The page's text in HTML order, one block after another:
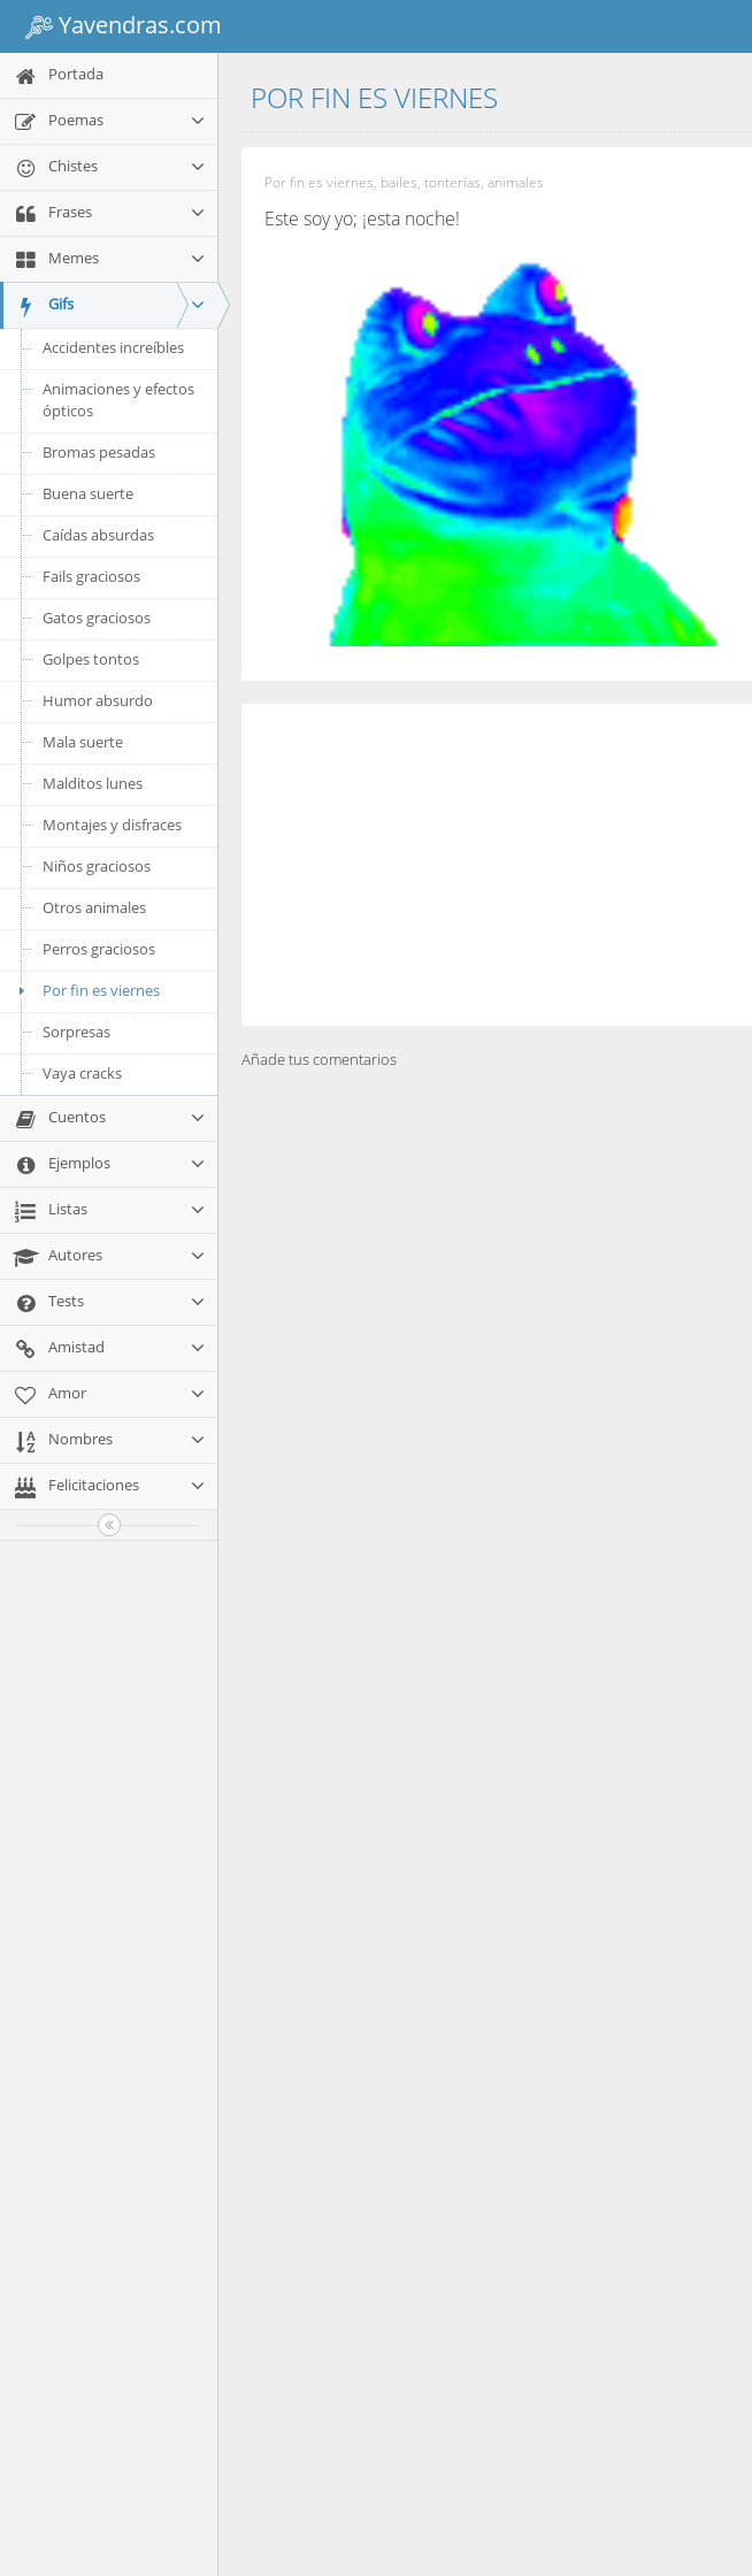
Yavendras.com
Portada
Poemas
Chistes
Frases
Memes
Gifs
Accidentes increíbles
Animaciones y efectos
ópticos
Bromas pesadas
Buena suerte
Caídas absurdas
Fails graciosos
Gatos graciosos
Golpes tontos
Humor absurdo
Mala suerte
Malditos lunes
Montajes y disfraces
Niños graciosos
Otros animales
Perros graciosos
Por fin es viernes
Sorpresas
Vaya cracks
Cuentos
Ejemplos
Listas
Autores
Tests
Amistad
Amor
Nombres
Felicitaciones
POR FIN ES VIERNES
Por fin es viernes, bailes, tonterías, animales
Este soy yo; ¡esta noche!
Añade tus comentarios